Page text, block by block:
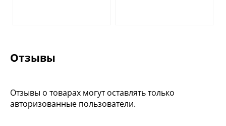
Отзывы
Отзывы о товарах могут оставлять только
авторизованные пользователи.